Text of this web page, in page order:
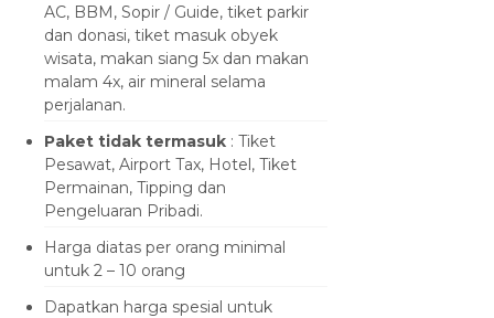
AC, BBM, Sopir / Guide, tiket parkir
dan donasi, tiket masuk obyek
wisata, makan siang 5x dan makan
malam 4x, air mineral selama
perjalanan.
Paket tidak termasuk : Tiket
Pesawat, Airport Tax, Hotel, Tiket
Permainan, Tipping dan
Pengeluaran Pribadi.
Harga diatas per orang minimal
untuk 2 – 10 orang
Dapatkan harga spesial untuk